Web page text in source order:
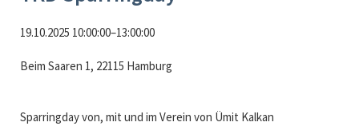
19.10.2025 10:00:00–13:00:00
Beim Saaren 1, 22115 Hamburg
Sparringday von, mit und im Verein von Ümit Kalkan